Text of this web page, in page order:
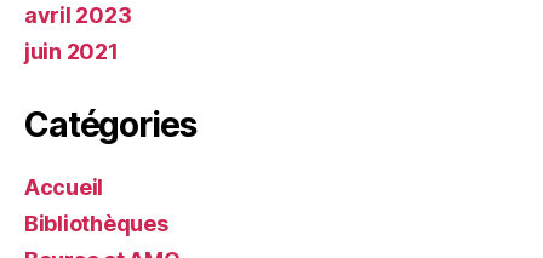
avril 2023
juin 2021
Catégories
Accueil
Bibliothèques